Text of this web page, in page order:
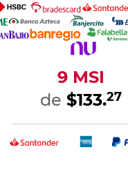
9 MSI
de $133.27